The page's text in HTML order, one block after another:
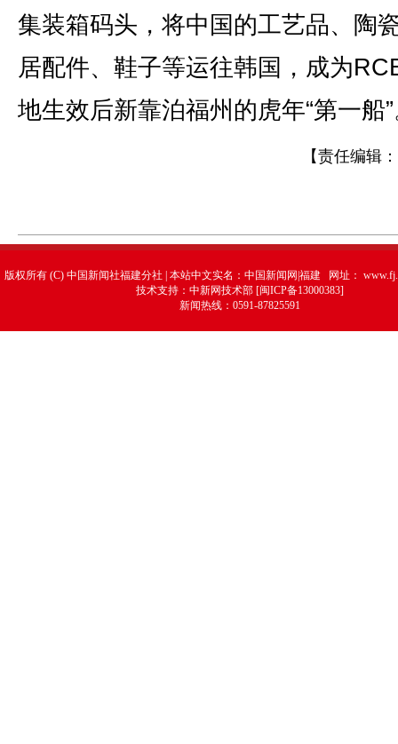
集装箱码头，将中国的工艺品、陶
居配件、鞋子等运往韩国，成为
地生效后新靠泊福州的虎年“第一船
【责任编辑：
版权所有 (C) 中国新闻社福建分社 | 本站中文实名：中国新闻网|福建 网址：
技术支持：中新网技术部 [闽ICP备13000383]
新闻热线：0591-87825591